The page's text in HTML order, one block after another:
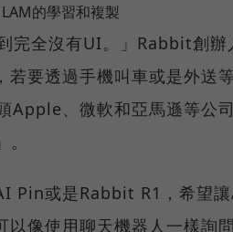
的學習和複製
完全沒有UI。」Rabbit創
若要透過手機叫車或是外送
Apple、微軟和亞馬遜等公
Pin或是Rabbit R1，希望
以像使用聊天機器人一樣詢